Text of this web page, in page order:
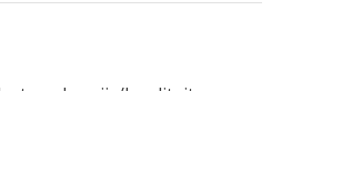
en de prijs/kwaliteit